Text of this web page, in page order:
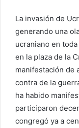
La invasión de
generando una
ucraniano en
en la plaza de la
manifestación de
contra de la
ha habido
participaron
congregó ya a